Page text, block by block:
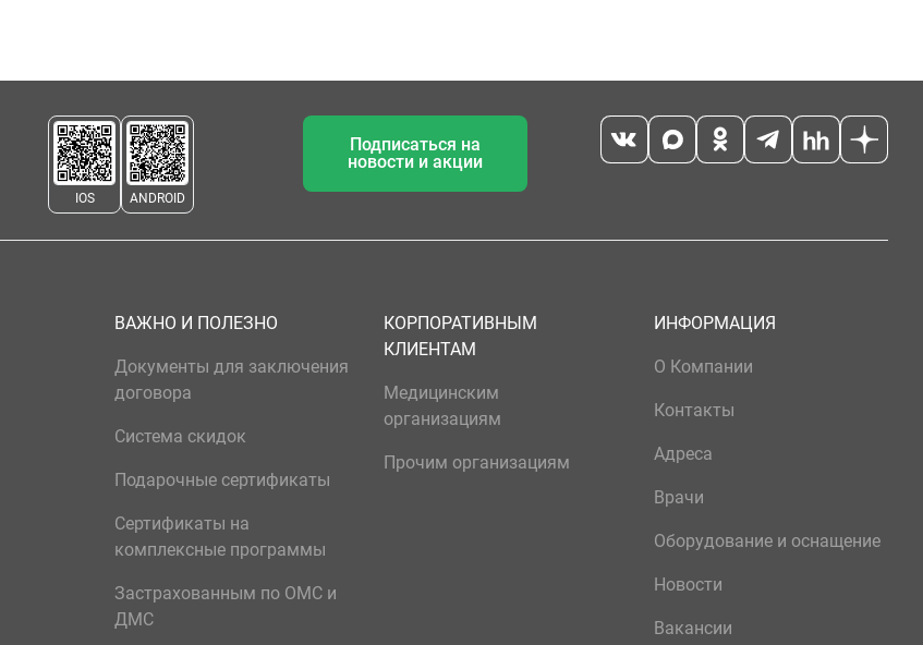
IOS ANDROID
Подписаться на
новости и акции
ВАЖНО И ПОЛЕЗНО
Документы для заключения
договора
Система скидок
Подарочные сертификаты
Сертификаты на
комплексные программы
Застрахованным по ОМС и
ДМС
КОРПОРАТИВНЫМ
КЛИЕНТАМ
Медицинским
организациям
Прочим организациям
ИНФОРМАЦИЯ
О Компании
Контакты
Адреса
Врачи
Оборудование и оснащение
Новости
Вакансии